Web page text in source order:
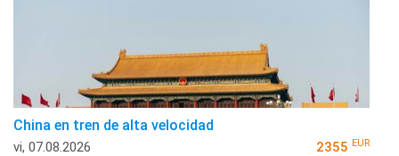
China en tren de alta velocidad
vi, 07.08.2026 2355 EUR